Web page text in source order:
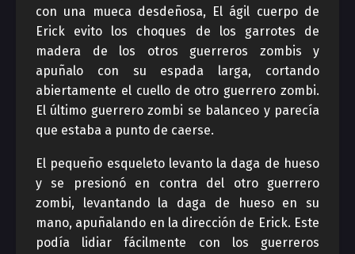
con una mueca desdeñosa, El ágil cuerpo de
Erick evito los choques de los garrotes de
madera de los otros guerreros zombis y
apuñalo con su espada larga, cortando
abiertamente el cuello de otro guerrero zombi.
El último guerrero zombi se balanceo y parecía
que estaba a punto de caerse.
El pequeño esqueleto levanto la daga de hueso
y se presionó en contra del otro guerrero
zombi, levantando la daga de hueso en su
mano, apuñalando en la dirección de Erick. Este
podía lidiar fácilmente con los guerreros